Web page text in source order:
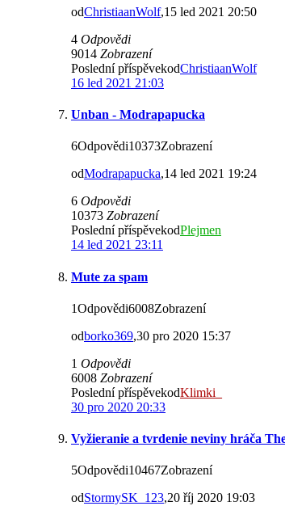
odChristiaanWolf,15 led 2021 20:50
4 Odpovědi
9014 Zobrazení
Poslední příspěvekodChristiaanWolf
16 led 2021 21:03
Unban - Modrapapucka
6Odpovědi10373Zobrazení
odModrapapucka,14 led 2021 19:24
6 Odpovědi
10373 Zobrazení
Poslední příspěvekodPlejmen
14 led 2021 23:11
Mute za spam
1Odpovědi6008Zobrazení
odborko369,30 pro 2020 15:37
1 Odpovědi
6008 Zobrazení
Poslední příspěvekodKlimki_
30 pro 2020 20:33
Vyžieranie a tvrdenie neviny hráča
5Odpovědi10467Zobrazení
odStormySK_123,20 říj 2020 19:03